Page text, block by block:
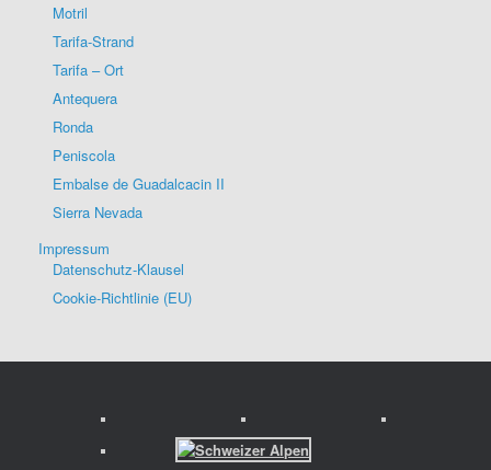
Motril
Tarifa-Strand
Tarifa – Ort
Antequera
Ronda
Peniscola
Embalse de Guadalcacin II
Sierra Nevada
Impressum
Datenschutz-Klausel
Cookie-Richtlinie (EU)